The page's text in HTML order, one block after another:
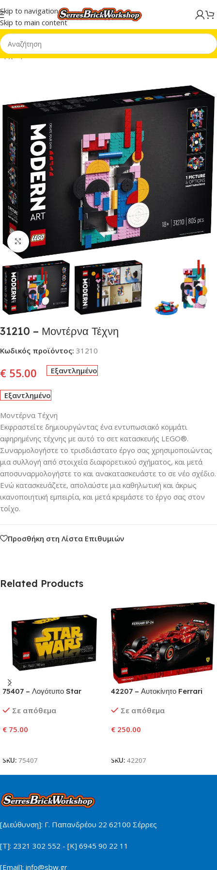
Skip to navigation
Skip to main content
Αρχική σελίδα/ART
Click to enlarge
31210 – Μοντέρνα Τέχνη
Κωδικός προϊόντος: 31210
€ 55.00 Εξαντλημένο
Εξαντλημένο
Μοντέρνα Τέχνη
Εκφραστείτε δημιουργώντας ένα εντυπωσιακό κομμάτι
αφηρημένης τέχνης με αυτό το σετ κατασκευής LEGO®.
Συναρμολογήστε το τρισδιάστατο έργο σας χρησιμοποιώντας
μια συλλογή από στοιχεία διαφορετικού σχήματος, και μετά
αποσυναρμολογήστε το και ανακατασκευάστε το σε νέο σχέδιο.
Ενώ κατασκευάζετε, απολαύστε μια καθηλωτική και άκρως
ικανοποιητική εμπειρία, και μετά κρεμάστε το έργο σας στον
τοίχο.
Προσθήκη στη Λίστα Επιθυμιών
Related Products
75407 – Λογότυπο Star
Σε απόθεμα
€ 75.00
SKU: 75407
42207 – Αυτοκίνητο Ferrari
Σε απόθεμα
€ 250.00
SKU: 42207
[Διεύθυνση]: Γ. Παπανδρέου 22 62100 Σέρρες
[Τ]: 2321 302 552 - [Κ] 6945 90 22 11
[Email]: info@sbw.gr